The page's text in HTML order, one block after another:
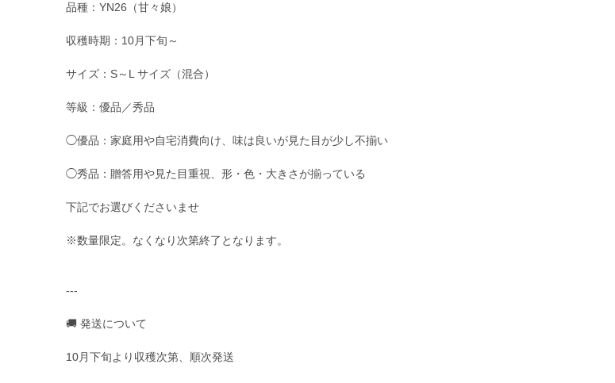
品種：YN26（甘々娘）
収穫時期：10月下旬～
サイズ：S～L サイズ（混合）
等級：優品／秀品
◯優品：家庭用や自宅消費向け、味は良いが見た目が少し不揃い
◯秀品：贈答用や見た目重視、形・色・大きさが揃っている
下記でお選びくださいませ
※数量限定。なくなり次第終了となります。
---
🚚 発送について
10月下旬より収穫次第、順次発送